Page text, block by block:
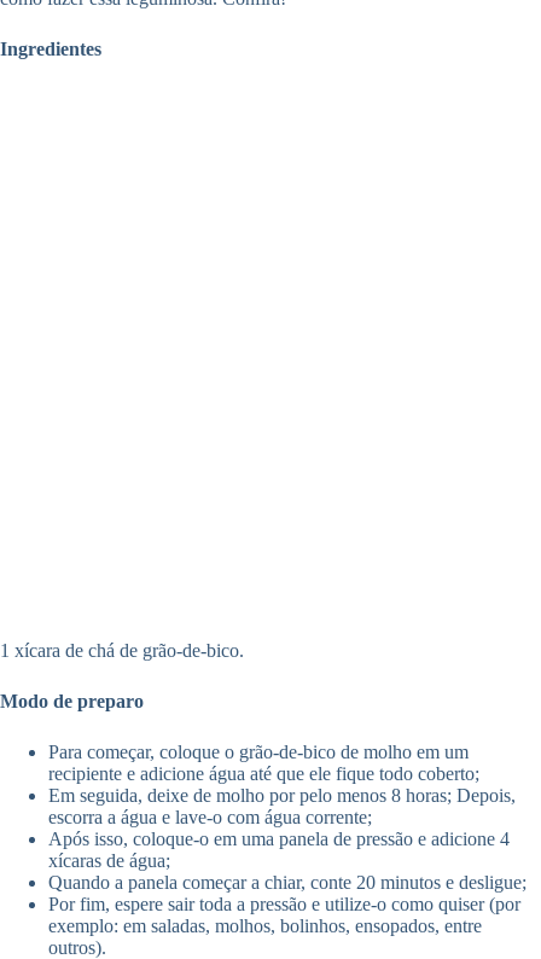
Ingredientes
1 xícara de chá de grão-de-bico.
Modo de preparo
Para começar, coloque o grão-de-bico de molho em um
recipiente e adicione água até que ele fique todo coberto;
Em seguida, deixe de molho por pelo menos 8 horas; Depois,
escorra a água e lave-o com água corrente;
Após isso, coloque-o em uma panela de pressão e adicione 4
xícaras de água;
Quando a panela começar a chiar, conte 20 minutos e desligue;
Por fim, espere sair toda a pressão e utilize-o como quiser (por
exemplo: em saladas, molhos, bolinhos, ensopados, entre
outros).